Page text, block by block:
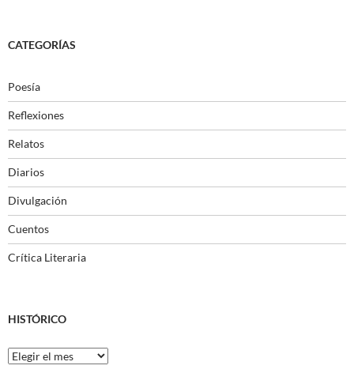
CATEGORÍAS
Poesía
Reflexiones
Relatos
Diarios
Divulgación
Cuentos
Crítica Literaria
HISTÓRICO
Histórico